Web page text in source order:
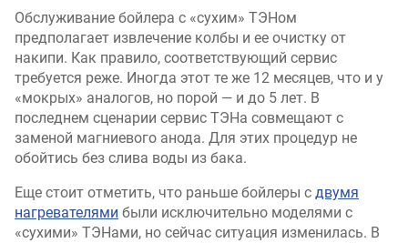
Обслуживание бойлера с «сухим» ТЭНом
предполагает извлечение колбы и ее очистку от
накипи. Как правило, соответствующий сервис
требуется реже. Иногда этот те же 12 месяцев, что и у
«мокрых» аналогов, но порой — и до 5 лет. В
последнем сценарии сервис ТЭНа совмещают с
заменой магниевого анода. Для этих процедур не
обойтись без слива воды из бака.
Еще стоит отметить, что раньше бойлеры с двумя
нагревателями были исключительно моделями с
«сухими» ТЭНами, но сейчас ситуация изменилась. В